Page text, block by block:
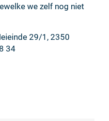
we zelf nog niet
29/1, 2350
34